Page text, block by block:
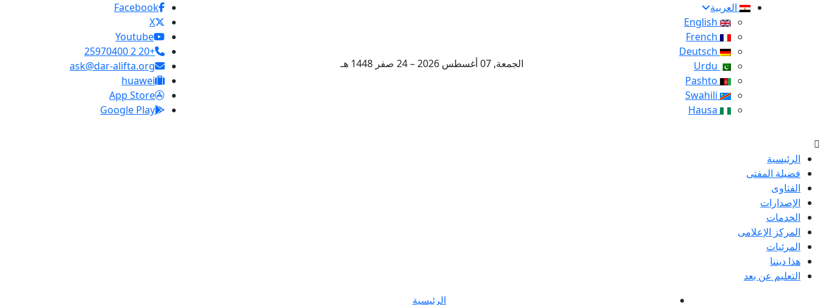
العربية
الجمعة, 07 أغسطس 2026 – 24 صفر 1448 هـ
Facebook
X
Youtube
+20 2 25970400
ask@dar-alifta.org
huawei
App Store
Google Play
الرئيسية
فضيلة المفتى
الفتاوى
الإصدارات
الخدمات
المركز الإعلامى
المرئيات
هذا ديننا
التعليم عن بعد
الرئيسية